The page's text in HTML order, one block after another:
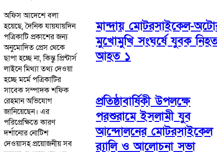
অফিস আদেশে বলা
হয়েছে, দৈনিক যায়যায়দিন
পত্রিকাটি প্রকাশের জন্য
অনুমোদিত প্রেস থেকে
ছাপা হচ্ছে না, কিন্তু প্রিন্টার্স
লাইনে মিথ্যা তথ্য দেওয়া
হচ্ছে মর্মে পত্রিকাটির
সাবেক সম্পাদক শফিক
রেহমান অভিযোগ
জানিয়েছেন। এর
পরিপ্রেক্ষিতে কারণ
দর্শানোর নোটিশ
দেওয়াসহ প্রয়োজনীয় সব
মান্দায় মোটরসাইকেল-
মুখোমুখি সংঘর্ষে যুবক
আহত ১
প্রতিষ্ঠাবার্ষিকী উপলক্ষে
পরশুরামে ইসলামী যুব
আন্দোলনের মোটরসাইকেল
র‌্যালি ও আলোচনা সভা